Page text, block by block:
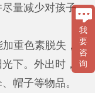
量减少对孩子
重色素脱失，
下。外出时，
帽子等物品。
我
要
咨
询